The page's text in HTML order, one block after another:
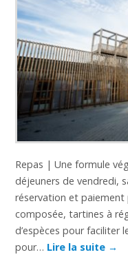
Repas | Une formule
déjeuners de vendredi,
réservation et paiement
composée, tartines à
d’espèces pour faciliter
pour… Lire la suite →